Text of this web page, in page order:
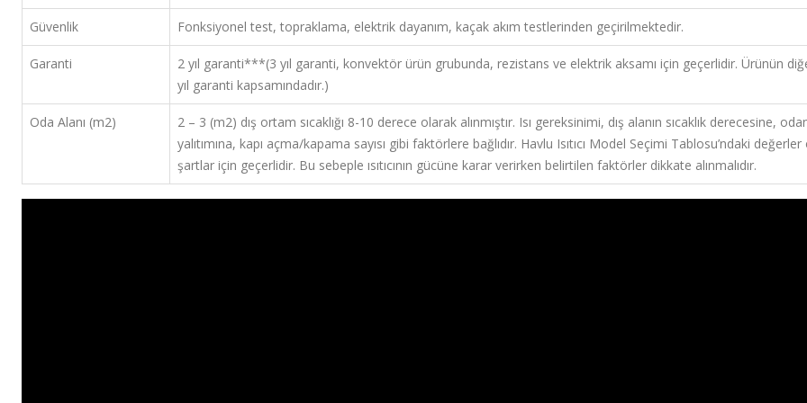
Güvenlik Fonksiyonel test, topraklama, elektrik dayanım, kaçak akım testlerinden geçirilmektedir.
Garanti
2 yıl garanti***(3 yıl garanti, konvektör ürün grubunda, rezistans ve elektrik aksamı için geçerlidir. Ürünün
yıl garanti kapsamındadır.)
Oda Alanı (m2)
2 – 3 (m2) dış ortam sıcaklığı 8-10 derece olarak alınmıştır. Isı gereksinimi, dış alanın sıcaklık derecesine,
yalıtımına, kapı açma/kapama sayısı gibi faktörlere bağlıdır. Havlu Isıtıcı Model Seçimi Tablosu’ndaki
şartlar için geçerlidir. Bu sebeple ısıtıcının gücüne karar verirken belirtilen faktörler dikkate alınmalıdır.